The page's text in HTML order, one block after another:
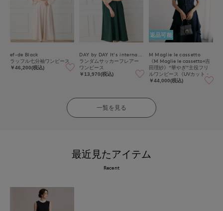
ef-de Black
ラッフル七分袖ワンピース
￥46,200(税込)
ランダムサッカーフレアー
ワンピース
￥13,970(税込)
返品可能
M Maglie le cassetto
《M Maglie le cassetto×吉
田理紗》“華やぎ”主役フリ
ルワンピース《UVカット・
吸水速乾》
￥44,000(税込)
一覧を見る
最近見たアイテム
Recent